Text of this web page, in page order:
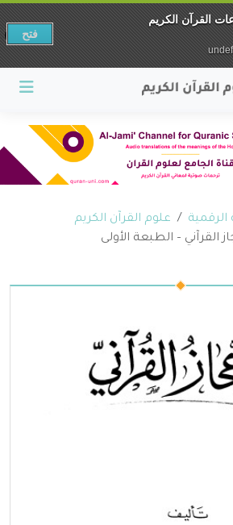
الرقمية
علوم القرآن الكريم
القرآني – الطبعة الأولى
القرآن الكريم
فتح